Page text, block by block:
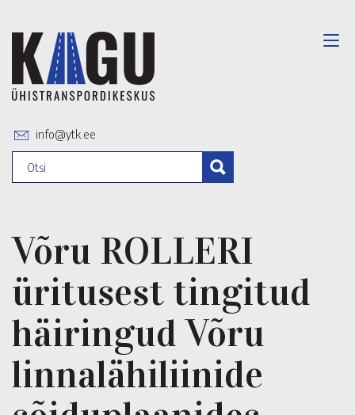
info@ytk.ee
Võru ROLLERI
üritusest tingitud
häiringud Võru
linnalähiliinide